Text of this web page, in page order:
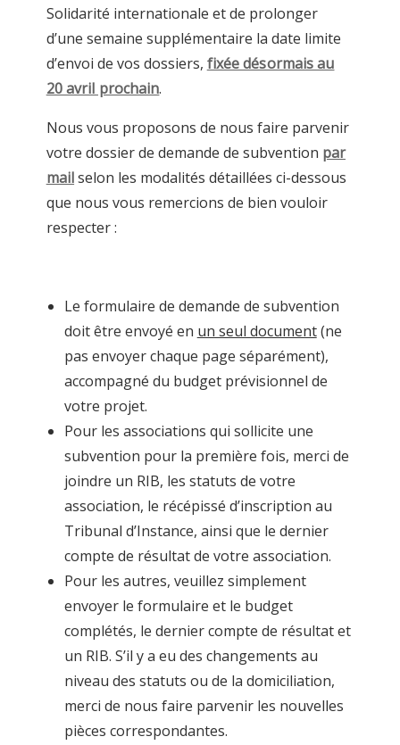
Solidarité internationale et de prolonger
d’une semaine supplémentaire la date limite
d’envoi de vos dossiers, fixée désormais au
20 avril prochain.
Nous vous proposons de nous faire parvenir
votre dossier de demande de subvention par
mailselon les modalités détaillées ci-dessous
que nous vous remercions de bien vouloir
respecter :
Le formulaire de demande de subvention
doit être envoyé en un seul document(ne
pas envoyer chaque page séparément),
accompagné du budget prévisionnel de
votre projet.
Pour les associations qui sollicite une
subvention pour la première fois, merci de
joindre un RIB, les statuts de votre
association, le récépissé d’inscription au
Tribunal d’Instance, ainsi que le dernier
compte de résultat de votre association.
Pour les autres, veuillez simplement
envoyer le formulaire et le budget
complétés, le dernier compte de résultat et
un RIB. S’il y a eu des changements au
niveau des statuts ou de la domiciliation,
merci de nous faire parvenir les nouvelles
pièces correspondantes.